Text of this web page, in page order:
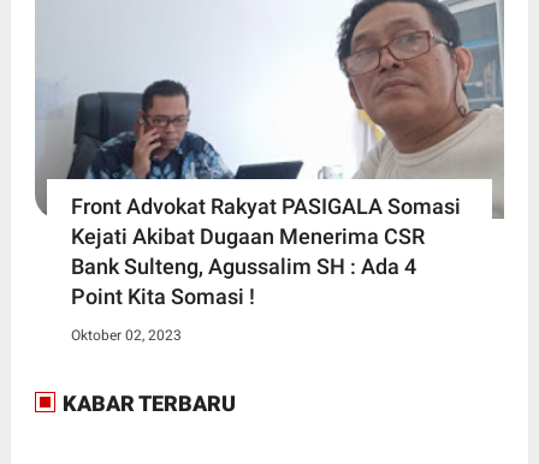
Front Advokat Rakyat PASIGALA Somasi
Kejati Akibat Dugaan Menerima CSR
Bank Sulteng, Agussalim SH : Ada 4
Point Kita Somasi !
Oktober 02, 2023
KABAR TERBARU